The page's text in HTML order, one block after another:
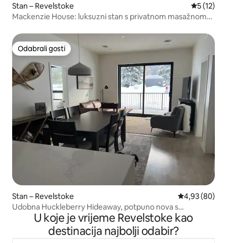
Stan – Revelstoke Prosječna
5 (12)
Mackenzie House: luksuzni stan s privatnom masažnom
Odabrali gosti
Odabrali gosti
Stan – Revelstoke Prosječna
4,93 (80)
Udobna Huckleberry Hideaway, potpuno nova s
masažnom kadom
U koje je vrijeme Revelstoke kao
destinacija najbolji odabir?